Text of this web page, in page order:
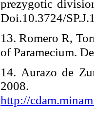
prezygotic
Doi.10.3724/
13. Romero R,
of Paramecium.
14. Aurazo de
http://